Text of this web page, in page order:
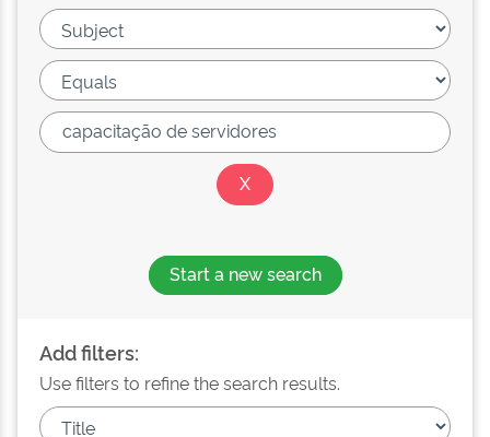
Start a new search
Add filters:
Use filters to refine the search results.